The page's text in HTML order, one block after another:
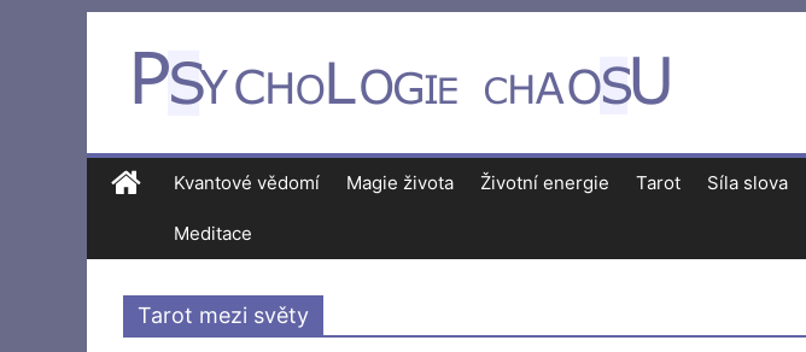
Kvantové vědomí Magie života Životní energie Tarot Síla slova
Meditace
Tarot mezi světy